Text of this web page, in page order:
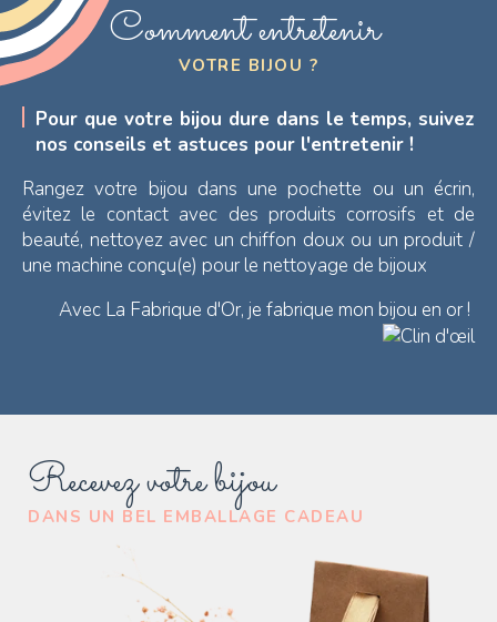
Recevez votre bijou
DANS UN BEL EMBALLAGE CADEAU
Comment entretenir
VOTRE BIJOU ?
Pour que votre bijou dure dans le temps, suivez
nos conseils et astuces pour l'entretenir !
Rangez votre bijou dans une pochette ou un écrin,
évitez le contact avec des produits corrosifs et de
beauté, nettoyez avec un chiffon doux ou un produit /
une machine conçu(e) pour le nettoyage de bijoux
Avec La Fabrique d'Or, je fabrique mon bijou en or !